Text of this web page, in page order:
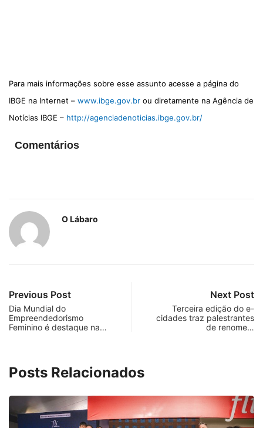
Para mais informações sobre esse assunto acesse a página do
IBGE na Internet – www.ibge.gov.br ou diretamente na Agência de
Notícias IBGE – http://agenciadenoticias.ibge.gov.br/
Comentários
O Lábaro
Previous Post
Dia Mundial do
Empreendedorismo
Feminino é destaque na…
Next Post
Terceira edição do e-
cidades traz palestrantes
de renome…
Posts Relacionados